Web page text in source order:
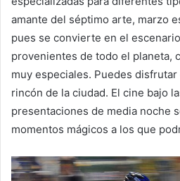
amante del séptimo arte, marzo
pues se convierte en el
provenientes de todo el planeta,
muy especiales. Puedes
rincón de la ciudad. El cine bajo
presentaciones de media noche
momentos mágicos a los que